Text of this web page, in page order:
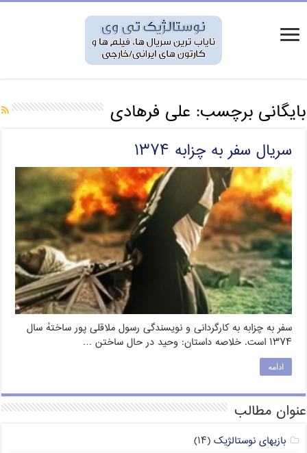
بایگانی برچسب: علی فرهادی
سریال سفر به چزابه ۱۳۷۴
سفر به چزابه به کارگردانی و نویسندگی رسول ملاقلی پور ساختهٔ سال
۱۳۷۴ است. خلاصه داستان: وحید در حال ساختن …
ادامه
عنوان مطالب
بازیهای نوستالژیک (۱۴)